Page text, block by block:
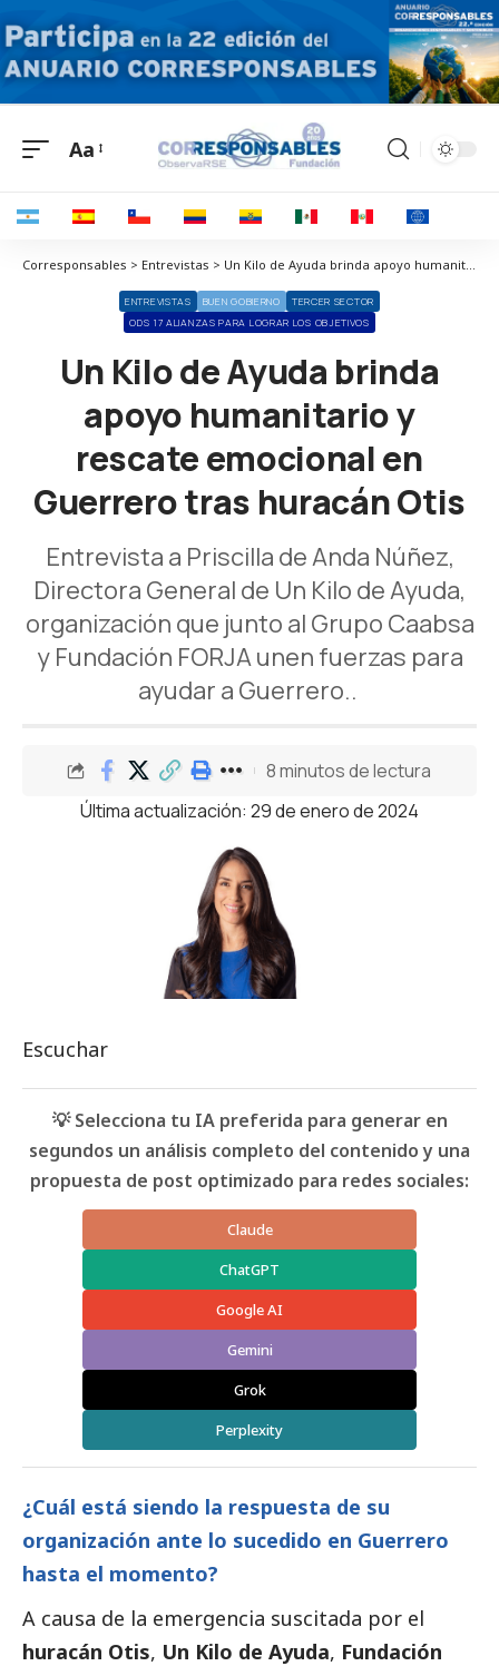
Aa
Corresponsables > Entrevistas > Un Kilo de Ayuda brinda apoyo humanitario y rescate emocional en Guerrero tras huracán Otis
ENTREVISTAS BUEN GOBIERNO
TERCER SECTOR
ODS 17 ALIANZAS PARA LOGRAR LOS OBJETIVOS
Un Kilo de Ayuda brinda
apoyo humanitario y
rescate emocional en
Guerrero tras huracán Otis
Entrevista a Priscilla de Anda Núñez,
Directora General de Un Kilo de Ayuda,
organización que junto al Grupo Caabsa
y Fundación FORJA unen fuerzas para
ayudar a Guerrero..
Última actualización: 29 de enero de 2024
8 minutos de lectura
Escuchar
💡 Selecciona tu IA preferida para generar en
segundos un análisis completo del contenido y una
propuesta de post optimizado para redes sociales:
Claude
ChatGPT
Google AI
Gemini
Grok
Perplexity
¿Cuál está siendo la respuesta de su
organización ante lo sucedido en Guerrero
hasta el momento?
A causa de la emergencia suscitada por el
huracán Otis, Un Kilo de Ayuda, Fundación